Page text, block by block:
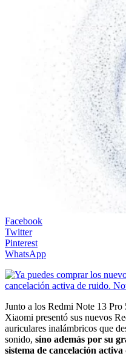
Facebook
Twitter
Pinterest
WhatsApp
Junto a los Redmi Note 13
Xiaomi presentó sus nuevos
auriculares inalámbricos que
sonido, sino además por su
sistema de cancelación